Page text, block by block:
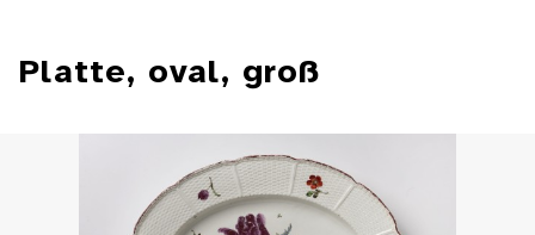
Platte, oval, groß